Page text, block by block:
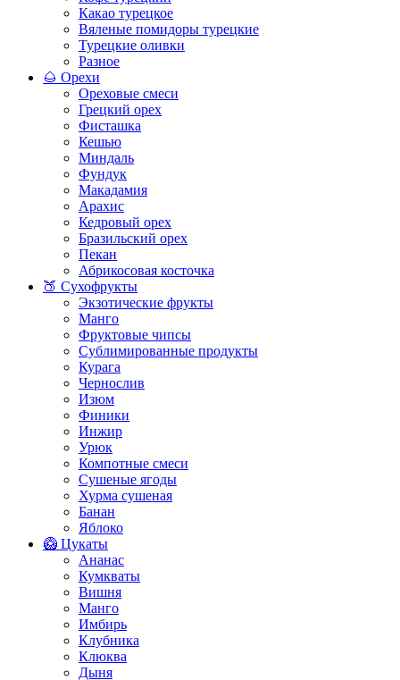
Какао турецкое
Вяленые помидоры турецкие
Турецкие оливки
Разное
🌰 Орехи
Ореховые смеси
Грецкий орех
Фисташка
Кешью
Миндаль
Фундук
Макадамия
Арахис
Кедровый орех
Бразильский орех
Пекан
Абрикосовая косточка
🍑 Сухофрукты
Экзотические фрукты
Манго
Фруктовые чипсы
Сублимированные продукты
Курага
Чернослив
Изюм
Финики
Инжир
Урюк
Компотные смеси
Сушеные ягоды
Хурма сушеная
Банан
Яблоко
🥝 Цукаты
Ананас
Кумкваты
Вишня
Манго
Имбирь
Клубника
Клюква
Дыня